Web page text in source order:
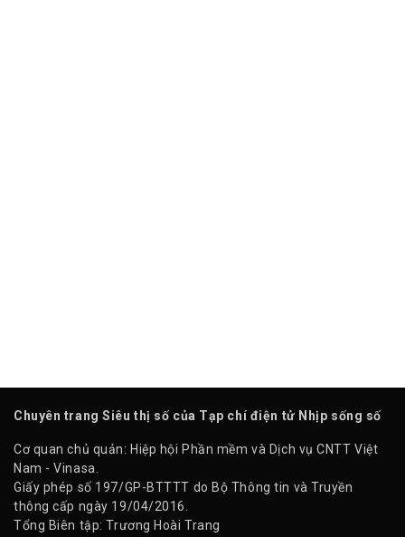
Chuyên trang Siêu thị số của Tạp chí điện tử Nhịp sống số
Cơ quan chủ quản: Hiệp hội Phần mềm và Dịch vụ CNTT Việt
Nam - Vinasa.
Giấy phép số 197/GP-BTTTT do Bộ Thông tin và Truyền
thông cấp ngày 19/04/2016.
Tổng Biên tập: Trương Hoài Trang